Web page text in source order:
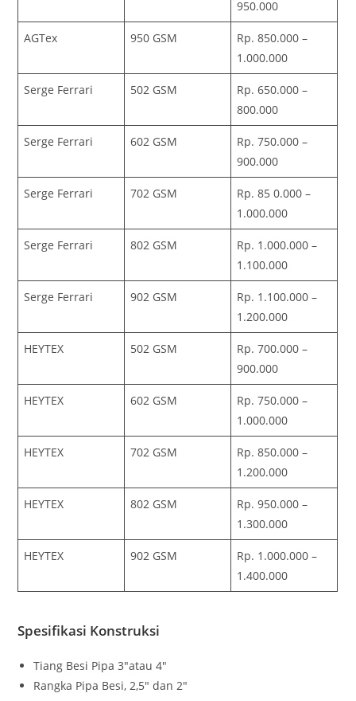
950.000
AGTex 950 GSM
Rp. 850.000 –
1.000.000
Serge Ferrari 502 GSM
Rp. 650.000 –
800.000
Serge Ferrari 602 GSM
Rp. 750.000 –
900.000
Serge Ferrari 702 GSM
Rp. 85 0.000 –
1.000.000
Serge Ferrari 802 GSM
Rp. 1.000.000 –
1.100.000
Serge Ferrari 902 GSM
Rp. 1.100.000 –
1.200.000
HEYTEX 502 GSM
Rp. 700.000 –
900.000
HEYTEX 602 GSM
Rp. 750.000 –
1.000.000
HEYTEX 702 GSM
Rp. 850.000 –
1.200.000
HEYTEX 802 GSM
Rp. 950.000 –
1.300.000
HEYTEX 902 GSM
Rp. 1.000.000 –
1.400.000
Spesifikasi Konstruksi
Tiang Besi Pipa 3″atau 4″
Rangka Pipa Besi, 2,5″ dan 2″